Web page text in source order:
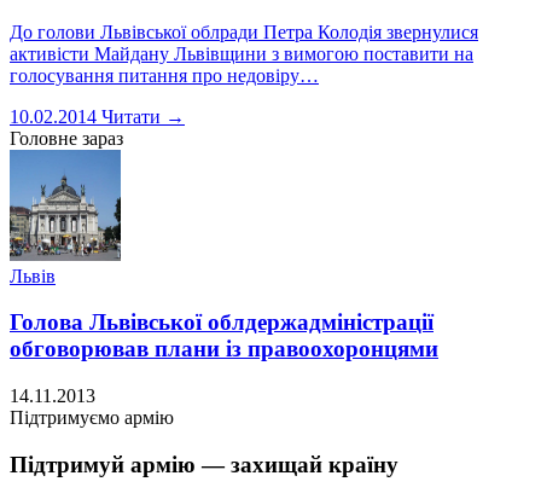
До голови Львівської облради Петра Колодія звернулися
активісти Майдану Львівщини з вимогою поставити на
голосування питання про недовіру…
10.02.2014 Читати →
Головне зараз
Львів
Голова Львівської облдержадміністрації
обговорював плани із правоохоронцями
14.11.2013
Підтримуємо армію
Підтримуй армію — захищай країну